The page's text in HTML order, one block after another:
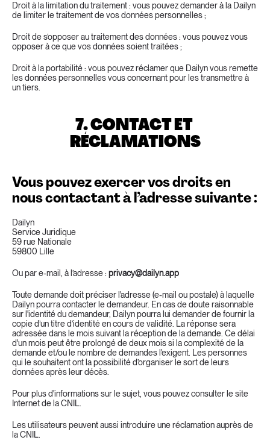
Droit à la limitation du traitement : vous pouvez demander à la Dailyn
de limiter le traitement de vos données personnelles ;
Droit de s’opposer au traitement des données : vous pouvez vous
opposer à ce que vos données soient traitées ;
Droit à la portabilité : vous pouvez réclamer que Dailyn vous remette
les données personnelles vous concernant pour les transmettre à
un tiers.
7. CONTACT ET
RÉCLAMATIONS
Vous pouvez exercer vos droits en
nous contactant à l’adresse suivante :
Dailyn
Service Juridique
59 rue Nationale
59800 Lille
Ou par e-mail, à l’adresse : privacy@dailyn.app
Toute demande doit préciser l'adresse (e-mail ou postale) à laquelle
Dailyn pourra contacter le demandeur. En cas de doute raisonnable
sur l'identité du demandeur, Dailyn pourra lui demander de fournir la
copie d’un titre d’identité en cours de validité. La réponse sera
adressée dans le mois suivant la réception de la demande. Ce délai
d'un mois peut être prolongé de deux mois si la complexité de la
demande et/ou le nombre de demandes l'exigent. Les personnes
qui le souhaitent ont la possibilité d’organiser le sort de leurs
données après leur décès.
Pour plus d'informations sur le sujet, vous pouvez consulter le site
Internet de la CNIL.
Les utilisateurs peuvent aussi introduire une réclamation auprès de
la CNIL.